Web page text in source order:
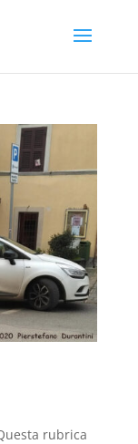
rubrica